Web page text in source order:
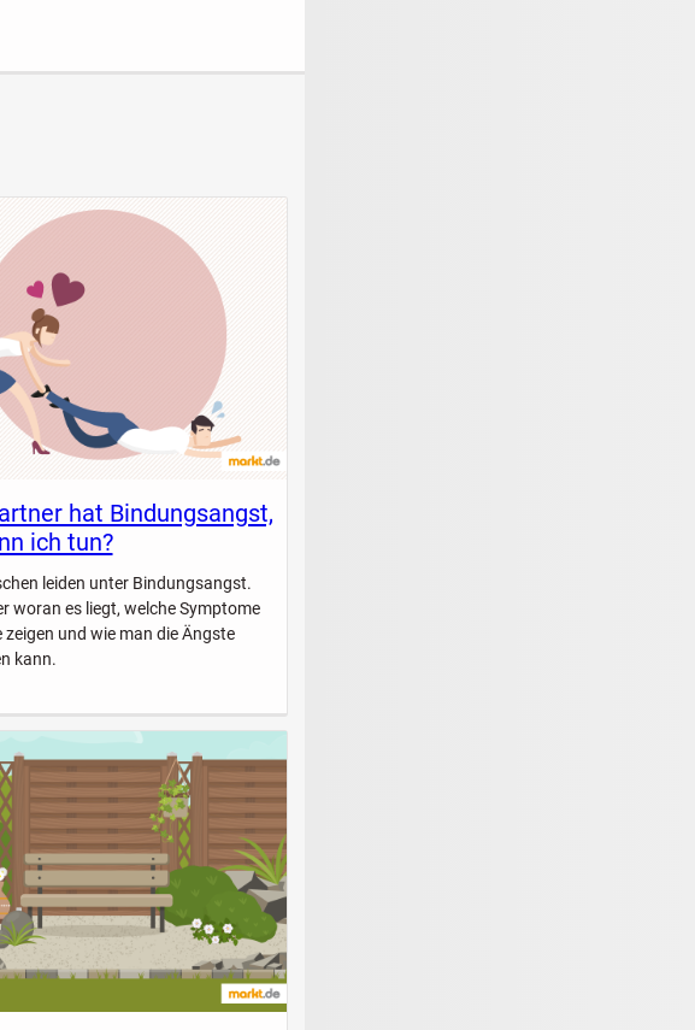
hat Bindungsangst,
ich tun?
leiden unter Bindungsangst.
woran es liegt, welche Symptome
zeigen und wie man die Ängste
kann.